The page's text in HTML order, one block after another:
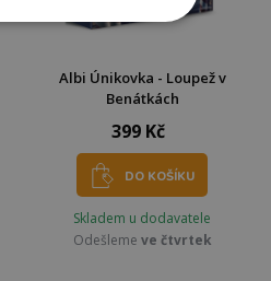
Albi Únikovka - Loupež v
Benátkách
399 Kč
DO KOŠÍKU
Skladem u dodavatele
Odešleme ve čtvrtek